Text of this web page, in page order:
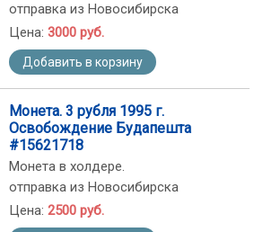
отправка из Новосибирска
Цена: 3000 руб.
Добавить в корзину
Монета. 3 рубля 1995 г.
Освобождение Будапешта
#15621718
Монета в холдере.
отправка из Новосибирска
Цена: 2500 руб.